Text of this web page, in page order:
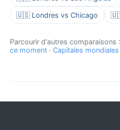
🇺🇸 Londres vs Chicago
Parcourir d'autres comparaisons :
ce moment · Capitales mondiales